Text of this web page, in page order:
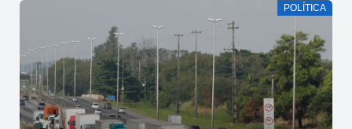
POLÍTICA